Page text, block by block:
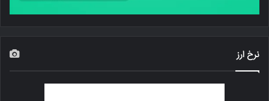
نرخ ارز